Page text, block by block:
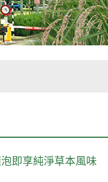
即享純淨草本風味